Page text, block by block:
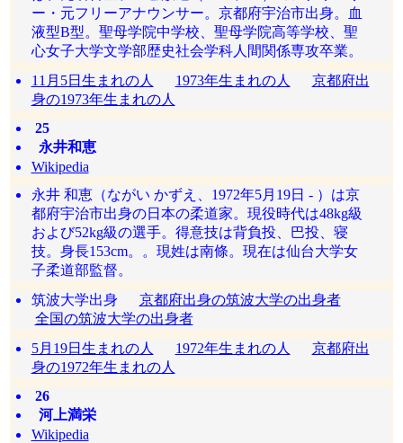
ー・元フリーアナウンサー。京都府宇治市出身。血
液型B型。聖母学院中学校、聖母学院高等学校、聖
心女子大学文学部歴史社会学科人間関係専攻卒業。
11月5日生まれの人
1973年生まれの人
京都府出
身の1973年生まれの人
25
永井和恵
Wikipedia
永井 和恵（ながい かずえ、1972年5月19日 - ）は京
都府宇治市出身の日本の柔道家。現役時代は48kg級
および52kg級の選手。得意技は背負投、巴投、寝
技。身長153cm。。現姓は南條。現在は仙台大学女
子柔道部監督。
筑波大学出身 京都府出身の筑波大学の出身者
全国の筑波大学の出身者
5月19日生まれの人
1972年生まれの人
京都府出
身の1972年生まれの人
26
河上満栄
Wikipedia